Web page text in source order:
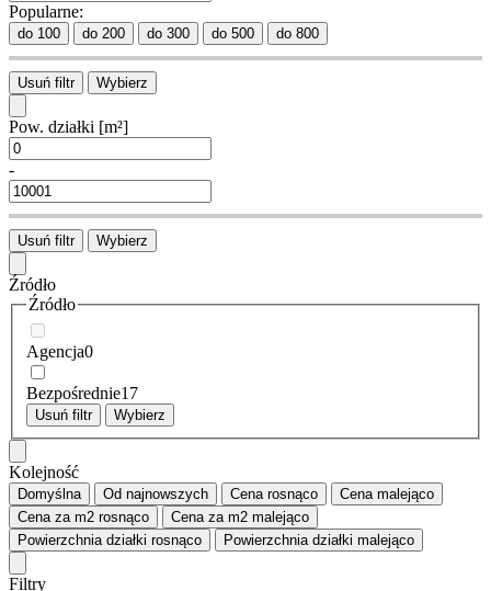
Popularne:
do 100 do 200 do 300 do 500 do 800
Usuń filtr Wybierz
Pow. działki [m²]
-
Usuń filtr Wybierz
Źródło
Źródło
Agencja0
Bezpośrednie17
Usuń filtr Wybierz
Kolejność
Domyślna Od najnowszych Cenarosnąco Cenamalejąco
Cena za m2 rosnąco Cena za m2 malejąco
Powierzchnia działki rosnąco Powierzchnia działki malejąco
Filtry